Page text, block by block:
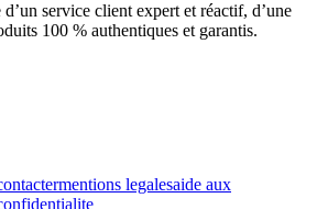
service client expert et réactif, d’une
100 % authentiques et garantis.
mentions legalesaide aux